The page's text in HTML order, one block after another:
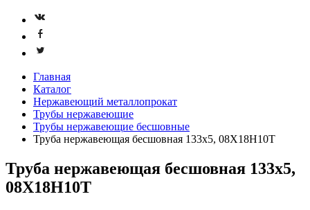
Главная
Каталог
Нержавеющий металлопрокат
Трубы нержавеющие
Трубы нержавеющие бесшовные
Труба нержавеющая бесшовная 133х5, 08Х18Н10Т
Труба нержавеющая бесшовная 133х5,
08Х18Н10Т